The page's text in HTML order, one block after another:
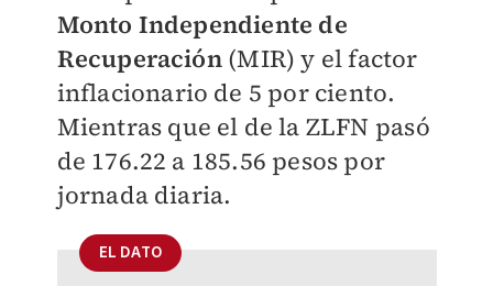
Monto Independiente de
Recuperación (MIR) y el factor
inflacionario de 5 por ciento.
Mientras que el de la ZLFN pasó
de 176.22 a 185.56 pesos por
jornada diaria.
EL DATO